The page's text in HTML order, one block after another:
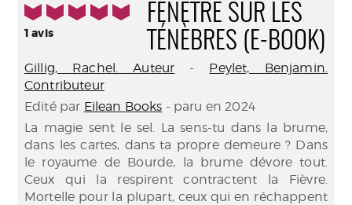
5/5
1avis
FENÊTRE SUR LES
TÉNÈBRES (E-BOOK)
Gillig, Rachel. Auteur - Peylet, Benjamin.
Contributeur
Edité par Eilean Books - paru en 2024
La magie sent le sel. La sens-tu dans la brume,
dans les cartes, dans ta propre demeure ? Dans
le royaume de Bourde, la brume dévore tout.
Ceux qui la respirent contractent la Fièvre.
Mortelle pour la plupart, ceux qui en réchappent